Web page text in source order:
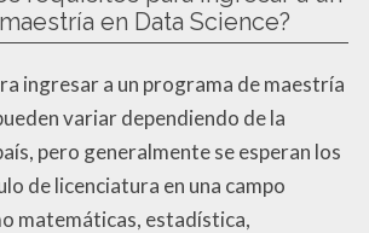
en Data Science?
ingresar a un programa de maestría
variar dependiendo de la
pero generalmente se esperan los
de licenciatura en una campo
matemáticas, estadística,